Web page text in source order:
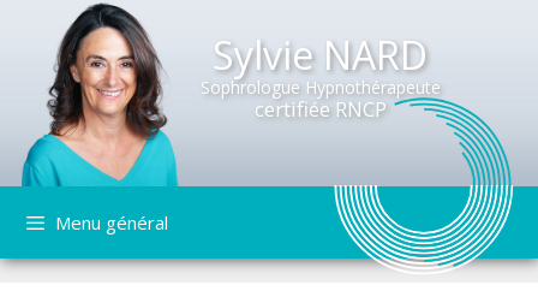
Sylvie NARD
Sophrologue Hypnothérapeute
certifiée RNCP
contenu
Menu général